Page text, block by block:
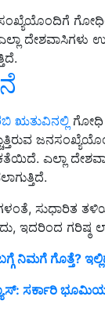
ದೇಶವಾಸಿಗಳು
ಋತುವಿನಲ್ಲಿ ಗೋಧಿ
ಎಲ್ಲಾ
ಸುಧಾರಿತ
ಇದರಿಂದ ಗರಿಷ್ಠ
ನಿಮಗೆ ಗೊತ್ತೆ?
ಸರ್ಕಾರಿ